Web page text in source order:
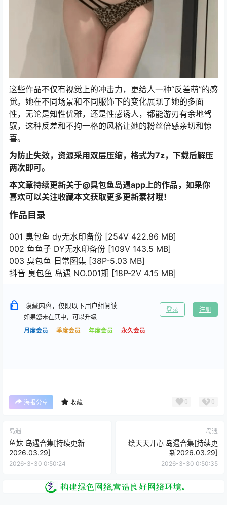
这些作品不仅有视觉上的冲击力，更给人一种“反差萌”的感
觉。她在不同场景和不同服饰下的变化展现了她的多面
性，无论是知性优雅，还是性感诱人，都能游刃有余地驾
驭，这种反差和不拘一格的风格让她的粉丝倍感亲切和惊
喜。
为防止失效，资源采用双层压缩，格式为7z，下载后解压
两次即可。
本文章持续更新关于@臭包鱼岛遇app上的作品，如果你
喜欢可以关注收藏本文获取更多更新素材哦！
作品目录
001 臭包鱼 dy无水印备份 [254V 422.86 MB]
002 鱼鱼子 DY无水印备份 [109V 143.5 MB]
003 臭包鱼 日常图集 [38P-5.03 MB]
抖音 臭包鱼 岛遇 NO.001期 [18P-2V 4.15 MB]
隐藏内容，仅限以下用户组阅读
如果您未在其中，可以升级
月度会员
季度会员 年度会员 永久会员
登录 注册
海报分享 收藏 0 0
岛遇
鱼妹 岛遇合集[持续更新
2026.03.29]
2026-3-30 0:50:24
岛遇
绘天天开心 岛遇合集[持续更
新2026.03.29]
2026-3-30 0:50:35